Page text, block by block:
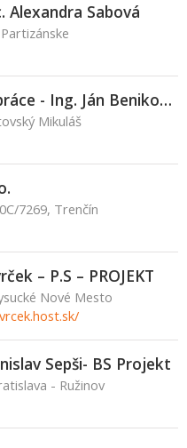
Alexandra Sabová
Geodetické práce - Ing. Ján Benikovský
Mikuláš
7269, Trenčín
– P.S – PROJEKT
Nové Mesto
Sepši- BS Projekt
- Ružinov